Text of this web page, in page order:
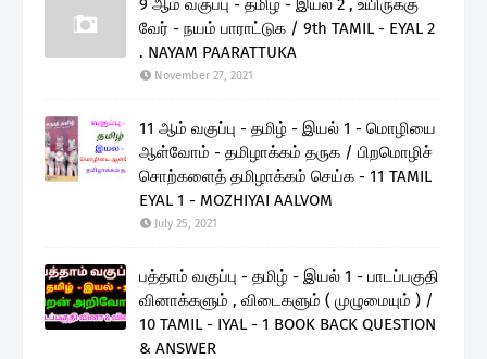
9 ஆம் வகுப்பு - தமிழ் - இயல் 2 , உயிருக்கு
வேர் - நயம் பாராட்டுக / 9th TAMIL - EYAL 2
. NAYAM PAARATTUKA
November 27, 2021
11 ஆம் வகுப்பு - தமிழ் - இயல் 1 - மொழியை
ஆள்வோம் - தமிழாக்கம் தருக / பிறமொழிச்
சொற்களைத் தமிழாக்கம் செய்க - 11 TAMIL
EYAL 1 - MOZHIYAI AALVOM
July 25, 2021
பத்தாம் வகுப்பு - தமிழ் - இயல் 1 - பாடப்பகுதி
வினாக்களும் , விடைகளும் ( முழுமையும் ) /
10 TAMIL - IYAL - 1 BOOK BACK QUESTION
& ANSWER